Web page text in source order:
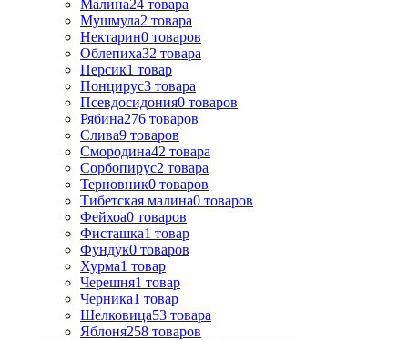
Малина24 товара
Мушмула2 товара
Нектарин0 товаров
Облепиха32 товара
Персик1 товар
Понцирус3 товара
Псевдосидония0 товаров
Рябина276 товаров
Слива9 товаров
Смородина42 товара
Сорбопирус2 товара
Терновник0 товаров
Тибетская малина0 товаров
Фейхоа0 товаров
Фисташка1 товар
Фундук0 товаров
Хурма1 товар
Черешня1 товар
Черника1 товар
Шелковица53 товара
Яблоня258 товаров